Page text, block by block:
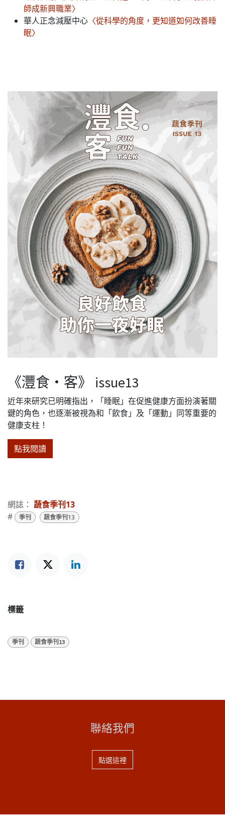
師成新興職業〉
華人正念減壓中心 〈從科學的角度，更知道如何改善睡
眠〉
《灃食・客》 issue13
近年來研究已明確指出，「睡眠」在促進健康方面扮演著關
鍵的角色，也逐漸被視為和「飲食」及「運動」同等重要的
健康支柱！
點我閱讀
網誌： 蔬食季刊13
#
季刊 蔬食季刊13
標籤
季刊 蔬食季刊13
聯絡我們
點選這裡